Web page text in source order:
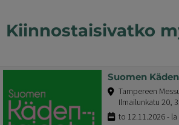
Kiinnostaisivatko
Suomen
Tampereen
Ilmailunkatu 20,
to 12.11.2026 -